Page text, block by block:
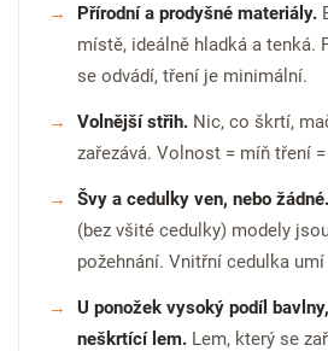
Přírodní a prodyšné materiály.
místě, ideálně hladká a tenká.
se odvádí, tření je minimální.
Volnější střih. Nic, co škrtí,
zařezává. Volnost = míň tření
Švy a cedulky ven, nebo žádné.
(bez všité cedulky) modely
požehnání. Vnitřní cedulka
U ponožek vysoký podíl
neškrtící lem. Lem, který se